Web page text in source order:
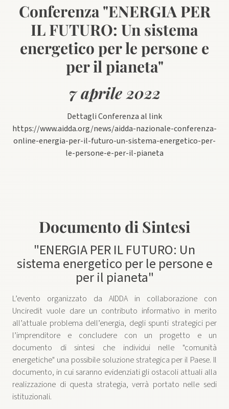
Conferenza "ENERGIA PER
IL FUTURO: Un sistema
energetico per le persone e
per il pianeta"
7 aprile 2022
Dettagli Conferenza al link
https://www.aidda.org/news/aidda-nazionale-conferenza-
online-energia-per-il-futuro-un-sistema-energetico-per-
le-persone-e-per-il-pianeta
Documento di Sintesi
"ENERGIA PER IL FUTURO: Un
sistema energetico per le persone e
per il pianeta"
L’evento organizzato da AIDDA in collaborazione con
Unciredit vuole dare un contributo informativo in merito
all’attuale problema dell’energia, degli spunti strategici per
l’imprenditore e concludere con un progetto e un
documento di sintesi che individui nelle "comunità
energetiche" una possibile soluzione strategica per il Paese. Il
documento, in cui saranno evidenziati gli ostacoli attuali alla
realizzazione di questa strategia, verrà portato nelle sedi
istituzionali.